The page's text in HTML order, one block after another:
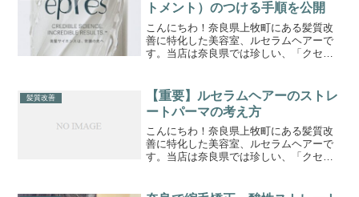
トメント）のつける手順を公開
こんにちわ！奈良県上牧町にある髪質改
善に特化した美容室、ルセラムヘアーで
す。当店は奈良県では珍しい、「クセ毛
お役立ちできれば嬉しく思います。ひと
りひとりに合わせた、オー...
髪質改善
【重要】ルセラムヘアーのストレ
ートパーマの考え方
こんにちわ！奈良県上牧町にある髪質改
善に特化した美容室、ルセラムヘアーで
す。当店は奈良県では珍しい、「クセ毛